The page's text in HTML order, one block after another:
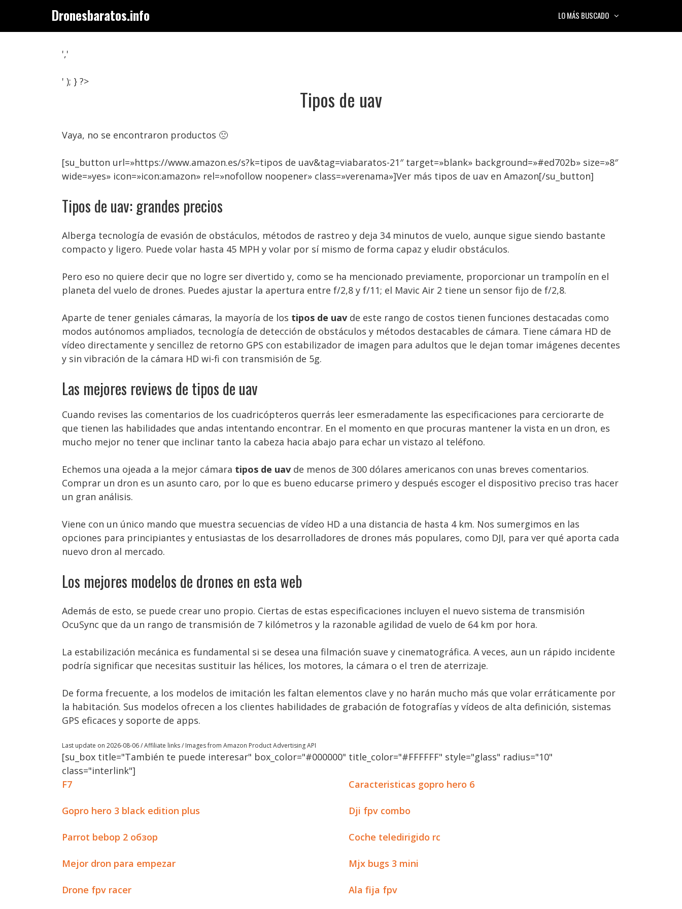
contenido
Dronesbaratos.info LO MÁS BUSCADO
','
' ); } ?>
Tipos de uav
Vaya, no se encontraron productos 🙁
[su_button url=»https://www.amazon.es/s?k=tipos de uav&tag=viabaratos-21″ target=»blank» background=»#ed702b» size=»8″
wide=»yes» icon=»icon:amazon» rel=»nofollow noopener» class=»verenama»]Ver más tipos de uav en Amazon[/su_button]
Tipos de uav: grandes precios
Alberga tecnología de evasión de obstáculos, métodos de rastreo y deja 34 minutos de vuelo, aunque sigue siendo bastante
compacto y ligero. Puede volar hasta 45 MPH y volar por sí mismo de forma capaz y eludir obstáculos.
Pero eso no quiere decir que no logre ser divertido y, como se ha mencionado previamente, proporcionar un trampolín en el
planeta del vuelo de drones. Puedes ajustar la apertura entre f/2,8 y f/11; el Mavic Air 2 tiene un sensor fijo de f/2,8.
Aparte de tener geniales cámaras, la mayoría de los tipos de uav de este rango de costos tienen funciones destacadas como
modos autónomos ampliados, tecnología de detección de obstáculos y métodos destacables de cámara. Tiene cámara HD de
vídeo directamente y sencillez de retorno GPS con estabilizador de imagen para adultos que le dejan tomar imágenes decentes
y sin vibración de la cámara HD wi-fi con transmisión de 5g.
Las mejores reviews de tipos de uav
Cuando revises las comentarios de los cuadricópteros querrás leer esmeradamente las especificaciones para cerciorarte de
que tienen las habilidades que andas intentando encontrar. En el momento en que procuras mantener la vista en un dron, es
mucho mejor no tener que inclinar tanto la cabeza hacia abajo para echar un vistazo al teléfono.
Echemos una ojeada a la mejor cámara tipos de uav de menos de 300 dólares americanos con unas breves comentarios.
Comprar un dron es un asunto caro, por lo que es bueno educarse primero y después escoger el dispositivo preciso tras hacer
un gran análisis.
Viene con un único mando que muestra secuencias de vídeo HD a una distancia de hasta 4 km. Nos sumergimos en las
opciones para principiantes y entusiastas de los desarrolladores de drones más populares, como DJI, para ver qué aporta cada
nuevo dron al mercado.
Los mejores modelos de drones en esta web
Además de esto, se puede crear uno propio. Ciertas de estas especificaciones incluyen el nuevo sistema de transmisión
OcuSync que da un rango de transmisión de 7 kilómetros y la razonable agilidad de vuelo de 64 km por hora.
La estabilización mecánica es fundamental si se desea una filmación suave y cinematográfica. A veces, aun un rápido incidente
podría significar que necesitas sustituir las hélices, los motores, la cámara o el tren de aterrizaje.
De forma frecuente, a los modelos de imitación les faltan elementos clave y no harán mucho más que volar erráticamente por
la habitación. Sus modelos ofrecen a los clientes habilidades de grabación de fotografías y vídeos de alta definición, sistemas
GPS eficaces y soporte de apps.
Last update on 2026-08-06 / Affiliate links / Images from Amazon Product Advertising API
[su_box title="También te puede interesar" box_color="#000000" title_color="#FFFFFF" style="glass" radius="10"
class="interlink"]
F7
Caracteristicas gopro hero 6
Gopro hero 3 black edition plus Dji fpv combo
Parrot bebop 2 обзор Coche teledirigido rc
Mejor dron para empezar Mjx bugs 3 mini
Drone fpv racer Ala fija fpv